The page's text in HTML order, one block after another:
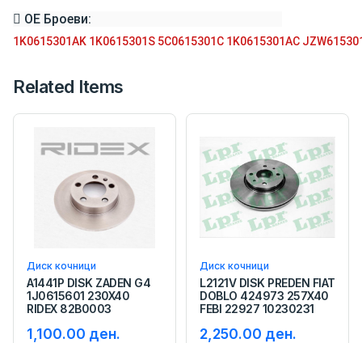
ОЕ Броеви:
1K0615301AK 1K0615301S 5C0615301C 1K0615301AC
Related Items
Диск кочници
A1441P DISK ZADEN G4
1J0615601 230X40
RIDEX 82B0003
1,100.00 ден.
Диск кочници
L2121V DISK PREDEN FIAT
DOBLO 424973 257X40
FEBI 22927 10230231
2,250.00 ден.